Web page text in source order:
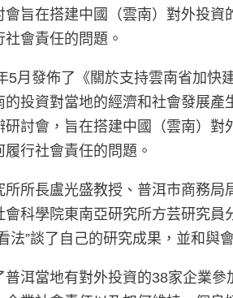
會旨在搭建中國（雲南）對外投
會責任的問題。
5月發佈了《關於支持雲南省加
投資對當地的經濟和社會發展
討會，旨在搭建中國（雲南）
行社會責任的問題。
所所長盧光盛教授、普洱市商務
科學院東南亞研究所方芸研究
法”談了自己的研究成果，並和與
普洱當地有對外投資的38家企業